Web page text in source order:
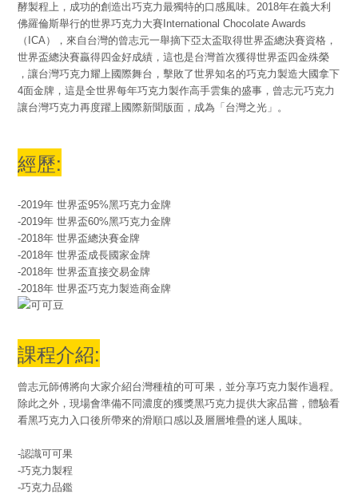
酵製程上，成功的創造出巧克力最獨特的口感風味。2018年在義大利
佛羅倫斯舉行的世界巧克力大賽International Chocolate Awards
（ICA），來自台灣的曾志元一舉摘下亞太盃取得世界盃總決賽資格，
世界盃總決賽贏得四金好成績，這也是台灣首次獲得世界盃四金殊榮
，讓台灣巧克力耀上國際舞台，擊敗了世界知名的巧克力製造大國拿下
4面金牌，這是全世界每年巧克力製作高手雲集的盛事，曾志元巧克力
讓台灣巧克力再度躍上國際新聞版面，成為「台灣之光」。
經歷:
-2019年 世界盃95%黑巧克力金牌
-2019年 世界盃60%黑巧克力金牌
-2018年 世界盃總決賽金牌
-2018年 世界盃成長國家金牌
-2018年 世界盃直接交易金牌
-2018年 世界盃巧克力製造商金牌
課程介紹:
曾志元師傅將向大家介紹台灣種植的可可果，並分享巧克力製作過程。
除此之外，現場會準備不同濃度的獲獎黑巧克力提供大家品嘗，體驗看
看黑巧克力入口後所帶來的滑順口感以及層層堆疊的迷人風味。
-認識可可果
-巧克力製程
-巧克力品鑑